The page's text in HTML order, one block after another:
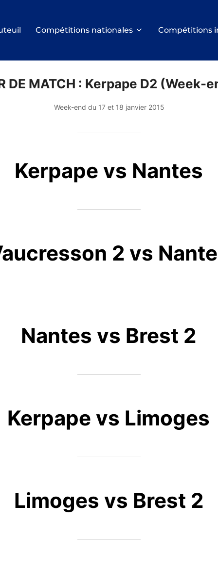
Compétitions nationales Compétitions
DE MATCH : Kerpape D2 (Week-
Week-end du 17 et 18 janvier 2015
Kerpape vs Nantes
2 vs
Nantes vs Brest 2
Kerpape vs Limoges
Limoges vs Brest 2